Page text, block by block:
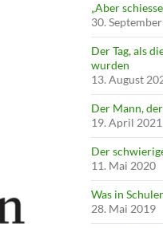
„Aber
30.
Der Tag, als
wurden
13. August
Der Mann,
19. April 2021
Der
11. Mai 2020
Was in
28. Mai 2019